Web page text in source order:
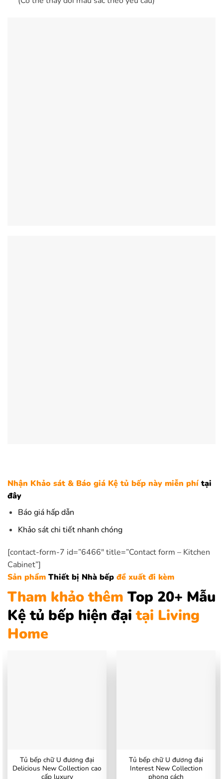
Nhận Khảo sát & Báo giá Kệ tủ bếp này miễn phítại
đây
Báo giá hấp dẫn
Khảo sát chi tiết nhanh chóng
[contact-form-7 id=”6466″ title=”Contact form – Kitchen
Cabinet”]
Sản phẩm Thiết bị Nhà bếp đề xuất đi kèm
Tham khảo thêm Top 20+ Mẫu
Kệ tủ bếp hiện đại tại Living
Home
Tủ bếp chữ U đương đại
Delicious New Collection cao
cấp luxury
Tủ bếp chữ U đương đại
Interest New Collection
phong cách